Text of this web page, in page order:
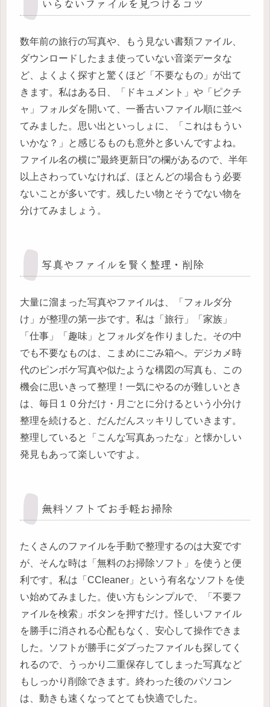
数年前の旅行の写真や、もう見ない書類ファイル、
ダウンロードしたまま使っていない音楽データな
ど、よくよく探すと驚くほど「不要なもの」が出て
きます。私はある日、「ドキュメント」や「ピクチ
ャ」フォルダを開いて、一番古いファイル順に並べ
てみました。思い出といっしょに、「これはもうい
いかな？」と感じるものも意外と多いんですよね。
ファイル名の横に”最終更新日”の欄があるので、半年
以上さわっていなければ、ほとんどの場合もう必要
ないことが多いです。残したい物とそうでない物を
分けてみましょう。
写真やファイルを賢く整理・削除
大量に溜まった写真やファイルは、「フォルダ分
け」が整理の第一歩です。私は「旅行」「家族」
「仕事」「趣味」とフォルダを作りました。その中
でも不要なものは、こまめにごみ箱へ。デジカメ時
代のピンボケ写真や似たような構図の写真も、この
機会に思いきって整理！一気にやるのが難しいとき
は、毎日１０分だけ・月ごとに分けるという小分け
整理を続けると、だんだんスッキリしていきます。
整理していると「こんな写真あったな」と懐かしい
発見もあって楽しいですよ。
無料ソフトでお手軽お掃除
たくさんのファイルを手動で整理するのは大変です
が、そんな時は「無料のお掃除ソフト」を使うと便
利です。私は「CCleaner」という有名なソフトを使
い始めてみました。使い方もシンプルで、「不要フ
ァイルを検索」ボタンを押すだけ。怪しいファイル
を勝手に消される心配もなく、安心して操作できま
した。ソフトが勝手にダブったファイルも探してく
れるので、うっかり二重保存してしまった写真など
もしっかり削除できます。終わった後のパソコン
は、動きも速くなってとても快適でした。